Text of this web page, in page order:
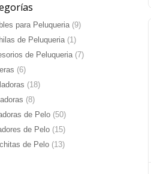
para Peluqueria (9)
de Peluqueria (1)
de Peluqueria (7)
(6)
(18)
(8)
de Pelo (50)
de Pelo (15)
de Pelo (13)